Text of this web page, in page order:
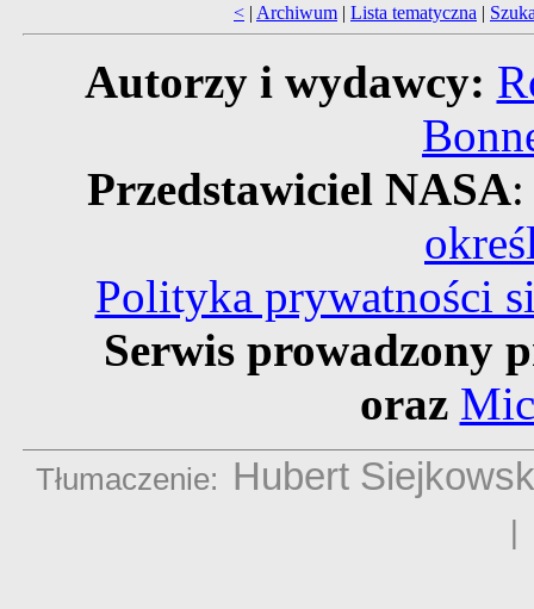
< | Archiwum | Lista tematyczna |
Autorzy i wydawcy:
Przedstawiciel NASA
Polityka prywatności
Serwis prowadzony
oraz
Tłumaczenie: Hubert
|